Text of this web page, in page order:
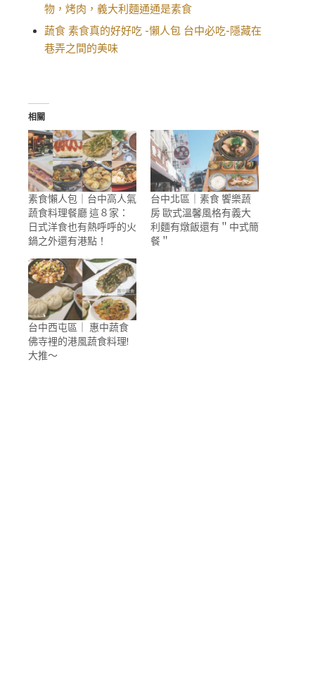
物，烤肉，義大利麵通通是素食
蔬食 素食真的好好吃 -懶人包 台中必吃-隱藏在
巷弄之間的美味
相關
素食懶人包｜台中高人氣
蔬食料理餐廳 這８家：
日式洋食也有熱呼呼的火
鍋之外還有港點！
台中北區｜素食 饗樂蔬
房 歐式溫馨風格有義大
利麵有燉飯還有＂中式簡
餐＂
台中西屯區｜ 惠中蔬食
佛寺裡的港風蔬食料理!
大推～